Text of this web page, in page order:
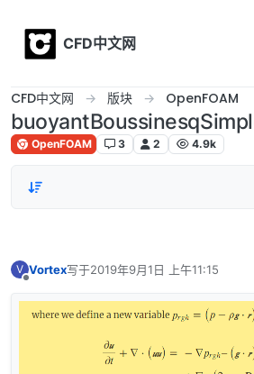
CFD中文网
CFD中文网 版块 OpenFOAM
OpenFOAM 3 2 4.9k
V Vortex写于2019年9月1日 上午11:15
最后由 编辑